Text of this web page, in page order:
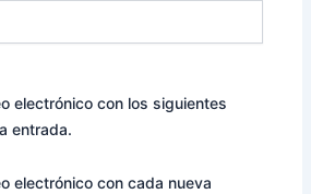
electrónico con los siguientes
entrada.
electrónico con cada nueva